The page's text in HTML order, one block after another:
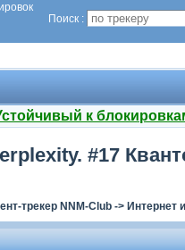
Поиск :
к
#17
трекер NNM-Club -> Интернет